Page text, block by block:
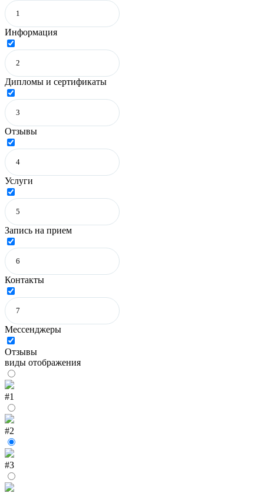
Информация
Дипломы и сертификаты
Отзывы
Услуги
Запись на прием
Контакты
Мессенджеры
Отзывы
виды отображения
#1
#2
#3